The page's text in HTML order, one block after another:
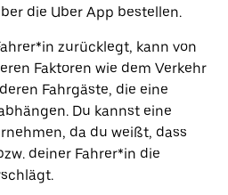
die Uber App bestellen.
zurücklegt, kann von
Faktoren wie dem Verkehr
Fahrgäste, die eine
Du kannst eine
da du weißt, dass
deiner Fahrer*in die